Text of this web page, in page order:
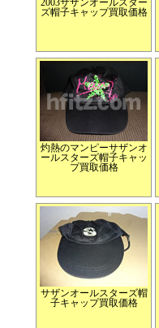
2003サザンオールスター
ズ帽子キャップ買取価格
灼熱のマンピーサザンオ
ールスターズ帽子キャッ
プ買取価格
サザンオールスターズ帽
子キャップ買取価格